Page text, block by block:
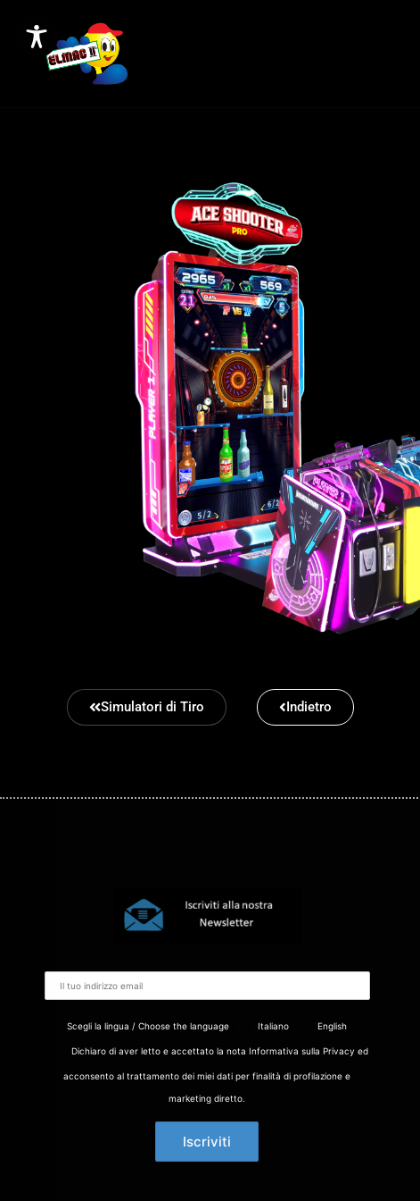
Simulatori di Tiro Indietro
Scegli la lingua / Choose the language Italiano English
Dichiaro di aver letto e accettato la nota Informativa sulla Privacy ed
acconsento al trattamento dei miei dati per finalità di profilazione e
marketing diretto.